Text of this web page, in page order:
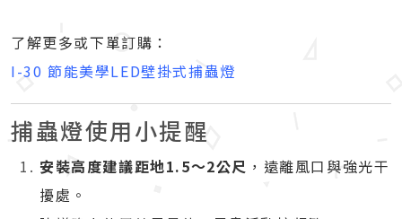
了解更多或下單訂購：
I-30 節能美學LED壁掛式捕蟲燈
捕蟲燈使用小提醒
安裝高度建議距地1.5～2公尺 ，遠離風口與強光干
擾處。